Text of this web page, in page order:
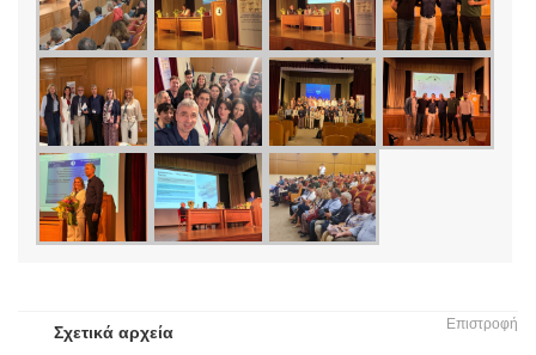
Επιστροφή
Σχετικά αρχεία